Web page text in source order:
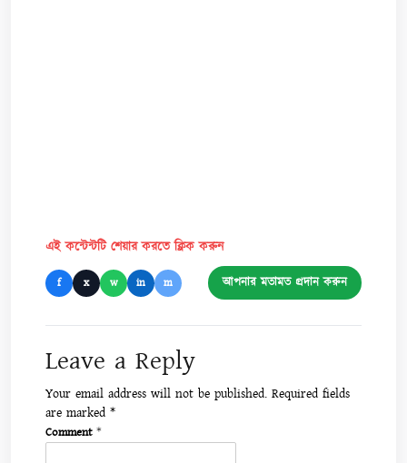
এই কন্টেন্টটি শেয়ার করতে ক্লিক করুন
f x w in m আপনার মতামত প্রদান করুন
Leave a Reply
Your email address will not be published. Required fields
are marked *
Comment *